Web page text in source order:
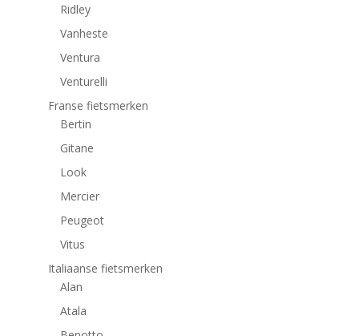
Ridley
Vanheste
Ventura
Venturelli
Franse fietsmerken
Bertin
Gitane
Look
Mercier
Peugeot
Vitus
Italiaanse fietsmerken
Alan
Atala